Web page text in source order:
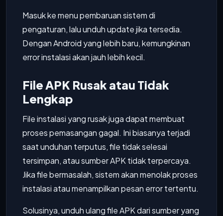
Masuk ke menu pembaruan sistem di
pengaturan, lalu unduh update jika tersedia.
Dengan Android yang lebih baru, kemungkinan
error instalasi akan jauh lebih kecil.
File APK Rusak atau Tidak
Lengkap
File instalasi yang rusak juga dapat membuat
proses pemasangan gagal. Ini biasanya terjadi
saat unduhan terputus, file tidak selesai
tersimpan, atau sumber APK tidak terpercaya.
Jika file bermasalah, sistem akan menolak proses
instalasi atau menampilkan pesan error tertentu.
Solusinya, unduh ulang file APK dari sumber yang